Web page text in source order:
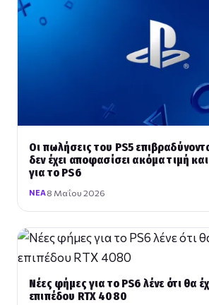
Οι πωλήσεις του PS5
δεν έχει αποφασίσει ακόμα τιμή
για το PS6
ΝΈΑ8 Μαΐου 2026
Νέες φήμες για το PS6 λένε ότι θα
επιπέδου RTX 4080